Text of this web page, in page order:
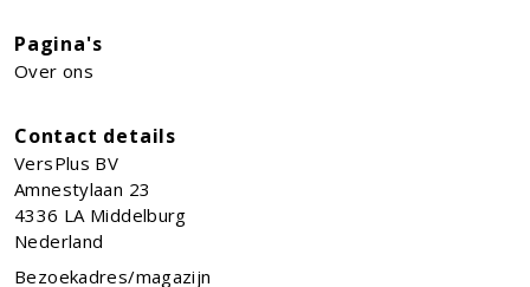
Pagina's
Over ons
Contact details
VersPlus BV
Amnestylaan 23
4336 LA Middelburg
Nederland
Bezoekadres/magazijn